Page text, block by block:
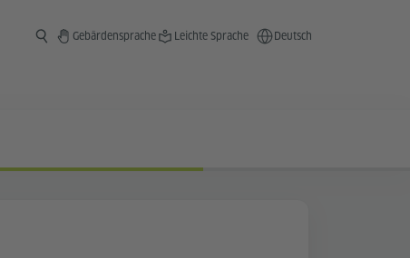
Gebärdensprache Leichte Sprache Deutsch